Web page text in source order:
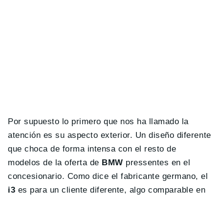
Por supuesto lo primero que nos ha llamado la
atención es su aspecto exterior. Un diseño diferente
que choca de forma intensa con el resto de
modelos de la oferta de BMW pressentes en el
concesionario. Como dice el fabricante germano, el
i3 es para un cliente diferente, algo comparable en